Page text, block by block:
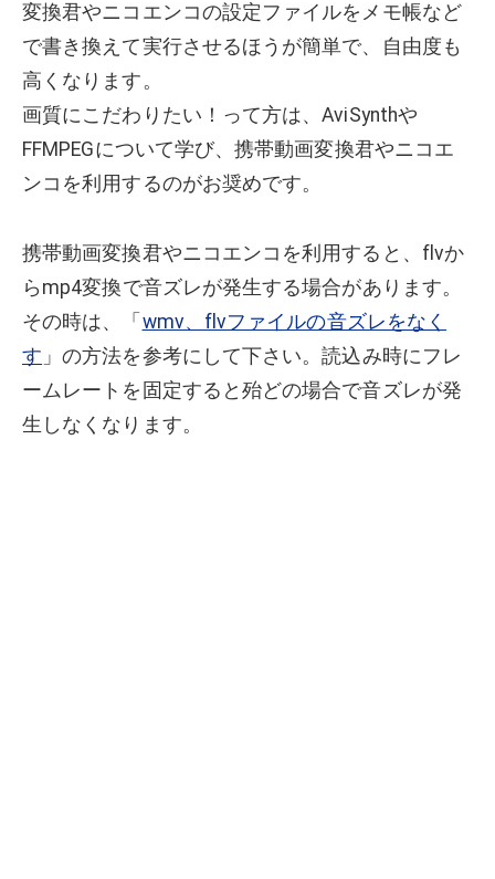
変換君やニコエンコの設定ファイルをメモ帳など
で書き換えて実行させるほうが簡単で、自由度も
高くなります。
画質にこだわりたい！って方は、AviSynthや
FFMPEGについて学び、携帯動画変換君やニコエ
ンコを利用するのがお奨めです。
携帯動画変換君やニコエンコを利用すると、flvか
らmp4変換で音ズレが発生する場合があります。
その時は、「 wmv、flvファイルの音ズレをなく
す 」の方法を参考にして下さい。読込み時にフレ
ームレートを固定すると殆どの場合で音ズレが発
生しなくなります。